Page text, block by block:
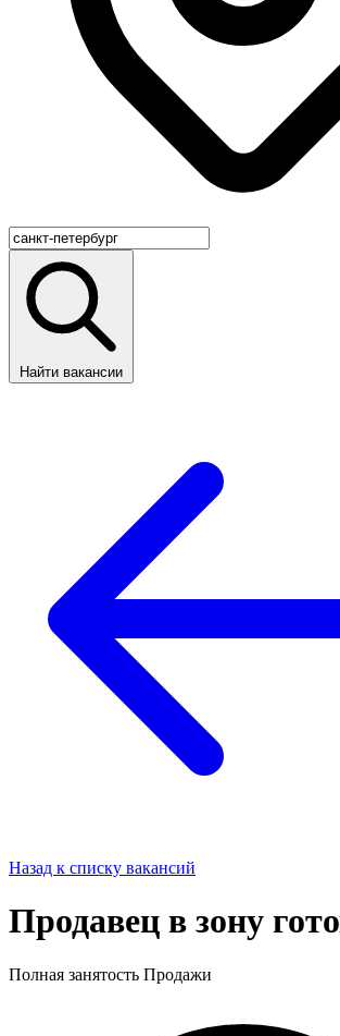
Найти вакансии
Назад к списку вакансий
Продавец в зону
Полная занятость Продажи